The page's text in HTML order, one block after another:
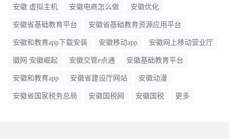
安徽 虚拟主机 安徽电商怎么做 安徽优化
安徽省基础教育平台 安徽省基础教育资源应用平台
安徽和教育app下载安装 安徽移动app 安徽网上移动营业厅
徽网 安徽崛起 安徽交管e点通 安徽基础教育平台
安徽和教育app 安徽省建设厅网站 安徽动漫
安徽省国家税务总局 安徽国税网 安徽国税 更多